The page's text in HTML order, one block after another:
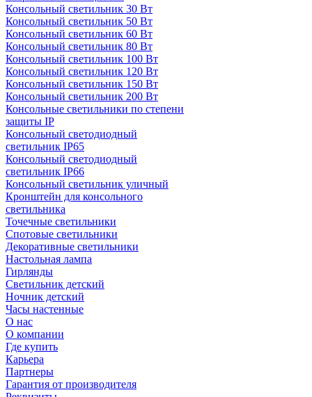
Консольный светильник 30 Вт
Консольный светильник 50 Вт
Консольный светильник 60 Вт
Консольный светильник 80 Вт
Консольный светильник 100 Вт
Консольный светильник 120 Вт
Консольный светильник 150 Вт
Консольный светильник 200 Вт
Консольные светильники по степени
защиты IP
Консольный светодиодный
светильник IP65
Консольный светодиодный
светильник IP66
Консольный светильник уличный
Кронштейн для консольного
светильника
Точечные светильники
Спотовые светильники
Декоративные светильники
Настольная лампа
Гирлянды
Светильник детский
Ночник детский
Часы настенные
О нас
О компании
Где купить
Карьера
Партнеры
Гарантия от производителя